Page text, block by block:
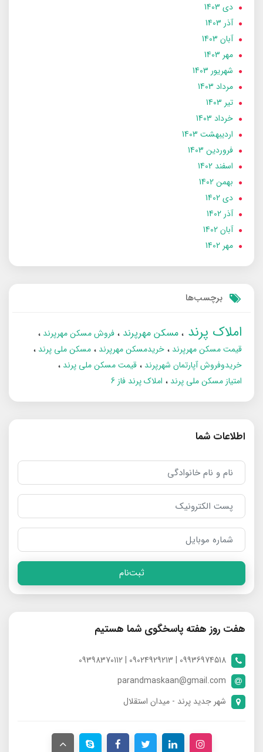
دی 1403
آذر 1403
آبان 1403
مهر 1403
شهریور 1403
مرداد 1403
تير 1403
خرداد 1403
ارديبهشت 1403
فروردین 1403
اسفند 1402
بهمن 1402
دی 1402
آذر 1402
آبان 1402
مهر 1402
برچسب‌ها
املاک پرند مسکن مهرپرند
فروش مسکن مهرپرند
قیمت مسکن مهرپرند
خریدمسکن مهرپرند
مسکن ملی پرند
خریدوفروش آپارتمان شهرپرند
قیمت مسکن ملی پرند
امتیاز مسکن ملی پرند
املاک پرند فاز 6
اطلاعات شما
ثبت‌نام
هفت روز هفته پاسخگوی شما هستیم
09936974518 | 09024929213 | 09398370112
parandmaskaan@gmail.com
شهر جدید پرند - میدان استقلال